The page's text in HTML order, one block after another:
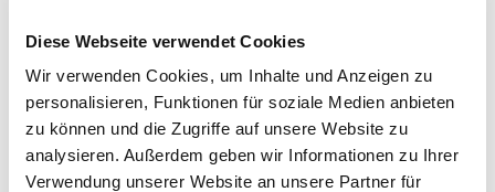
Diese Webseite verwendet Cookies
Wir verwenden Cookies, um Inhalte und Anzeigen zu
personalisieren, Funktionen für soziale Medien anbieten
zu können und die Zugriffe auf unsere Website zu
analysieren. Außerdem geben wir Informationen zu Ihrer
Verwendung unserer Website an unsere Partner für
GEFAHRENHINWEISE
DATENBLÄTTER